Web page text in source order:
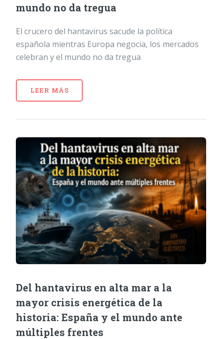
mundo no da tregua
El crucero del hantavirus sacude la política
española mientras Europa negocia, los mercados
celebran y el mundo no da tregua
LEER MÁS
Del hantavirus en alta mar a la
mayor crisis energética de la
historia: España y el mundo ante
múltiples frentes